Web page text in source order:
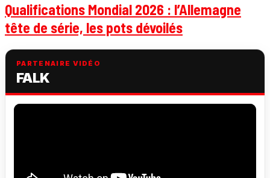
Qualifications Mondial 2026 : l’Allemagne
tête de série, les pots dévoilés
PARTENAIRE VIDÉO
FALK